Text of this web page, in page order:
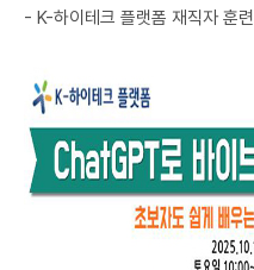
- K-하이테크 플랫폼 재직자 훈련